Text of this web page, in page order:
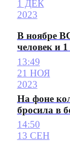
1 ДЕК
2023
В ноябре
человек и
13:49
21 НОЯ
2023
На фоне
бросила в
14:50
13 СЕН